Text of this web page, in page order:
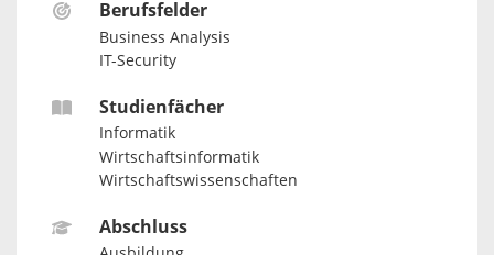
Berufsfelder
Business Analysis
IT-Security
Studienfächer
Informatik
Wirtschaftsinformatik
Wirtschaftswissenschaften
Abschluss